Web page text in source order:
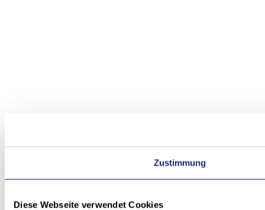
Zustimmung
Diese Webseite verwendet Cookies